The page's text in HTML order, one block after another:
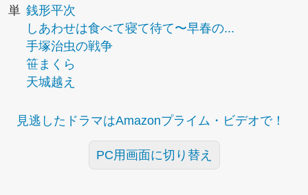
単 銭形平次
しあわせは食べて寝て待て〜早春の...
手塚治虫の戦争
笹まくら
天城越え
見逃したドラマはAmazonプライム・ビデオで！
PC用画面に切り替え